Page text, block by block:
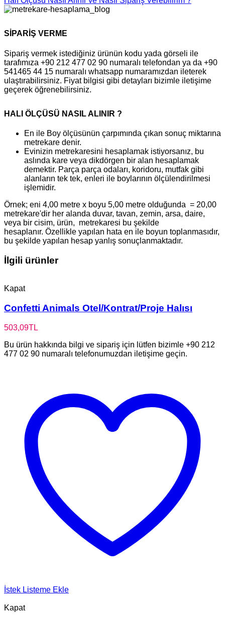
SİPARİŞ VERME
Sipariş vermek istediğiniz ürünün kodu yada görseli ile
tarafımıza +90 212 477 02 90 numaralı telefondan ya da +90
541465 44 15 numaralı whatsapp numaramızdan ileterek
ulaştırabilirsiniz. Fiyat bilgisi gibi detayları bizimle iletişime
geçerek öğrenebilirsiniz.
HALI ÖLÇÜSÜ NASIL ALINIR ?
En ile Boy ölçüsünün çarpımında çıkan sonuç miktarına
metrekare denir.
Evinizin metrekaresini hesaplamak istiyorsanız, bu
aslında kare veya dikdörgen bir alan hesaplamak
demektir. Parça parça odaları, koridoru, mutfak gibi
alanların tek tek, enleri ile boylarının ölçülendirilmesi
işlemidir.
Örnek; eni 4,00 metre x boyu 5,00 metre olduğunda = 20,00
metrekare'dir her alanda duvar, tavan, zemin, arsa, daire,
veya bir cisim, ürün, metrekaresi bu şekilde
hesaplanır. Özellikle yapılan hata en ile boyun toplanmasıdır,
bu şekilde yapılan hesap yanlış sonuçlanmaktadır.
İlgili ürünler
Kapat
Confetti Animals Otel/Kontrat/Proje Halısı
503,09TL
Bu ürün hakkında bilgi ve sipariş için lütfen bizimle +90 212
477 02 90 numaralı telefonumuzdan iletişime geçin.
İstek Listeme Ekle
Kapat